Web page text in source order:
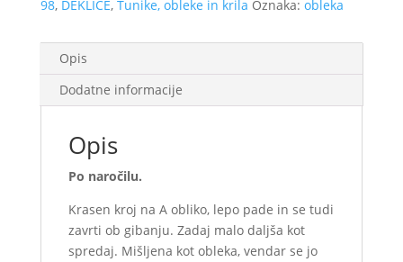
98, DEKLICE, Tunike, obleke in krila Oznaka: obleka
Opis
Dodatne informacije
Opis
Po naročilu.
Krasen kroj na A obliko, lepo pade in se tudi
zavrti ob gibanju. Zadaj malo daljša kot
spredaj. Mišljena kot obleka, vendar se jo